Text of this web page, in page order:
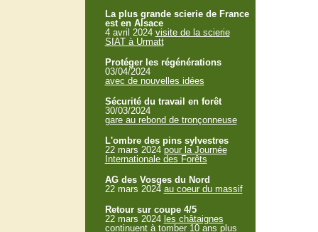
La plus grande scierie de France
est en Alsace
4 avril 2024 visite de la scierie
SIAT à Urmatt
Protéger les régénérations
03/04/2024
avec de nouvelles idées
Sécurité du travail en forêt
30/03/2024
gare au rebond de tronçonneuse
L'ombre des pins sylvestres
22 mars 2024 pour la Journée
Internationale des Forêts
AG des Vosges du Nord
22 mars 2024 au coeur du massif
Retour sur coupe 4/5
22 mars 2024 les châtaignes
continuent à tomber 10 ans plus